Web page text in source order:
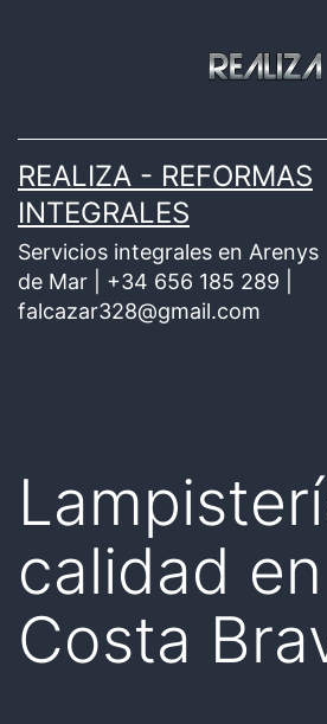
REALIZA - REFORMAS
INTEGRALES
Servicios integrales en Arenys
de Mar | +34 656 185 289 |
falcazar328@gmail.com
calidad
Costa